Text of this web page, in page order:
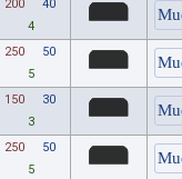
200
40
4
250
50
5
150
30
3
250
50
5